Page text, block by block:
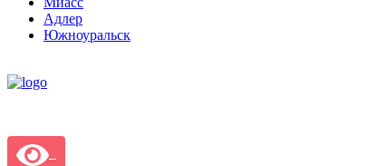
Адлер
Южноуральск